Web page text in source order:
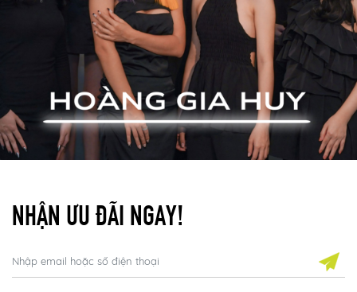
NHẬN ƯU ĐÃI NGAY!